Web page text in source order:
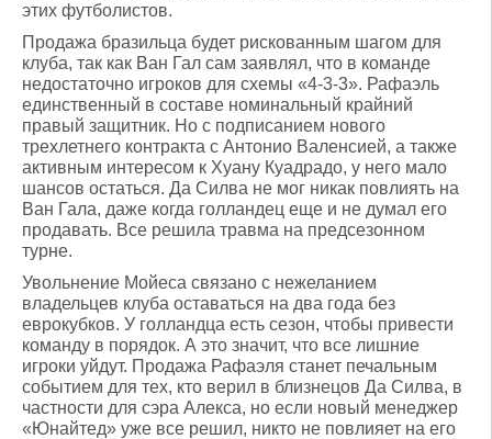
этих футболистов.
Продажа бразильца будет рискованным шагом для
клуба, так как Ван Гал сам заявлял, что в команде
недостаточно игроков для схемы «4-3-3». Рафаэль
единственный в составе номинальный крайний
правый защитник. Но с подписанием нового
трехлетнего контракта с Антонио Валенсией, а также
активным интересом к Хуану Куадрадо, у него мало
шансов остаться. Да Силва не мог никак повлиять на
Ван Гала, даже когда голландец еще и не думал его
продавать. Все решила травма на предсезонном
турне.
Увольнение Мойеса связано с нежеланием
владельцев клуба оставаться на два года без
еврокубков. У голландца есть сезон, чтобы привести
команду в порядок. А это значит, что все лишние
игроки уйдут. Продажа Рафаэля станет печальным
событием для тех, кто верил в близнецов Да Силва, в
частности для сэра Алекса, но если новый менеджер
«Юнайтед» уже все решил, никто не повлияет на его